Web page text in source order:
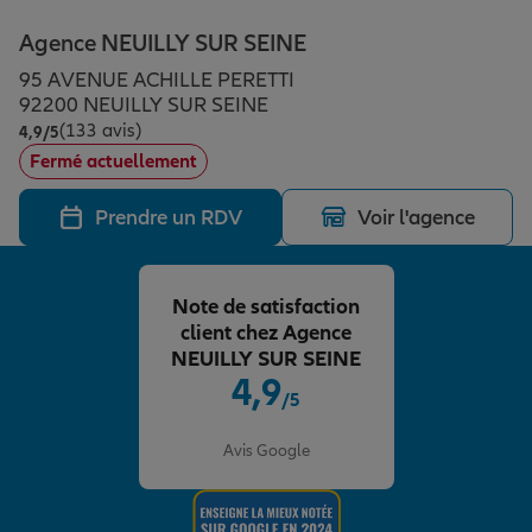
Assurance animal de compagnie
Protection juridique
Plan épargne retraite
Assurance vie
Placements financiers
Investissements immobiliers
Vos projets
Partir en vacances
Déménager
Changer de voiture
Conseil assurance
Assurance auto
Assurance habitation
Agence NEUILLY SUR SEINE
95 AVENUE ACHILLE PERETTI
92200 NEUILLY SUR SEINE
4,9/5Note de 4.9 sur 5
(133 avis)
Fermé actuellement
Prendre un RDV Voir l'agence
4,9/5
Avis Google
Note de satisfaction
client chez Agence
NEUILLY SUR SEINE